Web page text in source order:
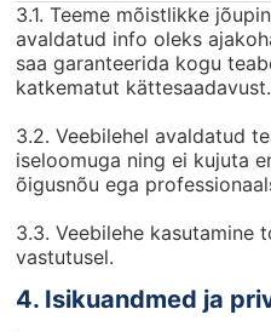
3.1. Teeme mõistlikke
avaldatud info oleks
saa garanteerida kogu
katkematut kättesaadavust.
3.2. Veebilehel avaldatud
iseloomuga ning ei kujuta
õigusnõu ega
3.3. Veebilehe kasutamine
vastutusel.
4. Isikuandmed ja